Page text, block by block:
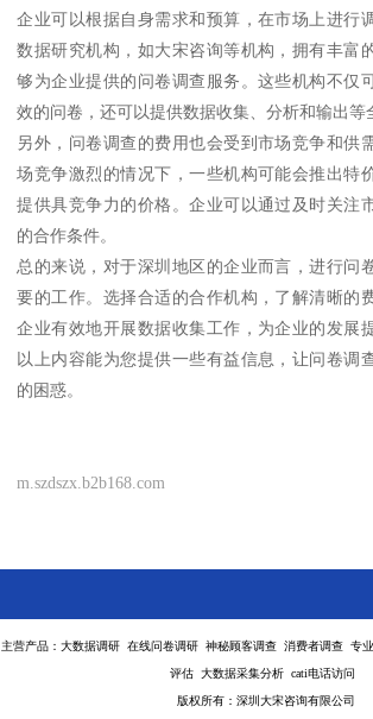
企业可以根据自身需求和预算，在市场上进行
数据研究机构，如大宋咨询等机构，拥有丰富
够为企业提供的问卷调查服务。这些机构不仅
效的问卷，还可以提供数据收集、分析和输出等
另外，问卷调查的费用也会受到市场竞争和供
场竞争激烈的情况下，一些机构可能会推出特
提供具竞争力的价格。企业可以通过及时关注
的合作条件。
总的来说，对于深圳地区的企业而言，进行问
要的工作。选择合适的合作机构，了解清晰的
企业有效地开展数据收集工作，为企业的发展
以上内容能为您提供一些有益信息，让问卷调
的困惑。
m.szdszx.b2b168.com
主营产品：大数据调研 在线问卷调研 神秘顾客调查 消费者调查 专
评估 大数据采集分析 cati电话访问
版权所有：深圳大宋咨询有限公司